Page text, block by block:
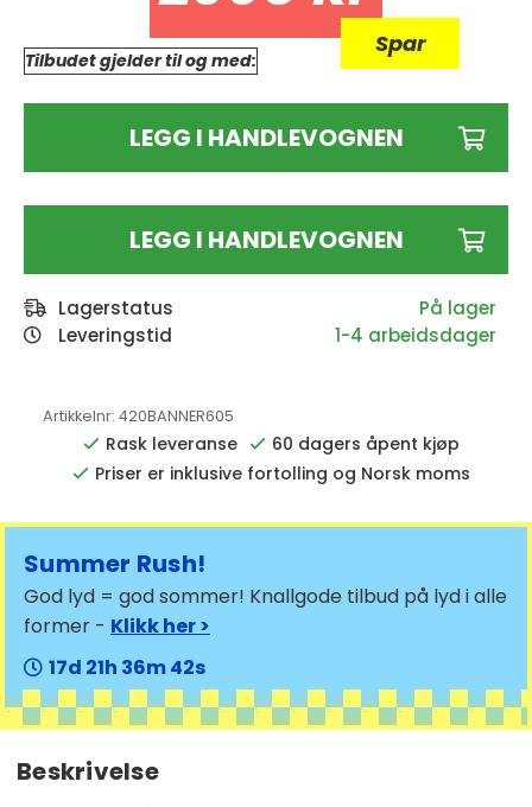
Spar
Tilbudet gjelder til og med:
LEGG I HANDLEVOGNEN
LEGG I HANDLEVOGNEN
Lagerstatus
Leveringstid
1-4 arbeidsdager
Artikkelnr: 420BANNER605
Rask leveranse
60 dagers åpent kjøp
Priser er inklusive fortolling og Norsk moms
Summer Rush!
God lyd = god sommer! Knallgode tilbud på lyd i alle
former - Klikk her >
17
21 36 41
Beskrivelse